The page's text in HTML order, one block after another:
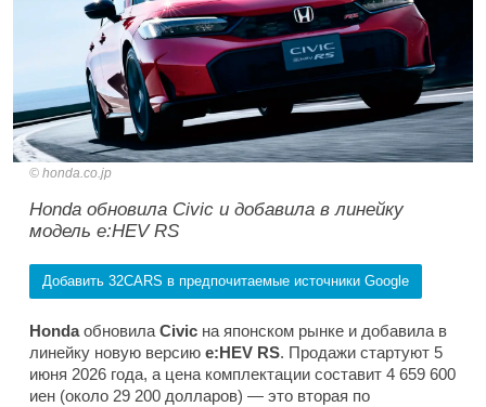
honda.co.jp
Honda обновила Civic и добавила в линейку
модель e:HEV RS
Добавить 32CARS в предпочитаемые источники Google
Hondaобновила Civic на японском рынке и добавила в
линейку новую версию e:HEV RS. Продажи стартуют 5
июня 2026 года, а цена комплектации составит 4 659 600
иен (около 29 200 долларов) — это вторая по